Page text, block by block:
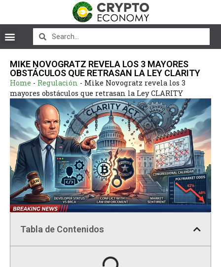
MIKE NOVOGRATZ REVELA LOS 3 MAYORES
OBSTÁCULOS QUE RETRASAN LA LEY CLARITY
Home - Regulación - Mike Novogratz revela los 3
mayores obstáculos que retrasan la Ley CLARITY
Tabla de Contenidos